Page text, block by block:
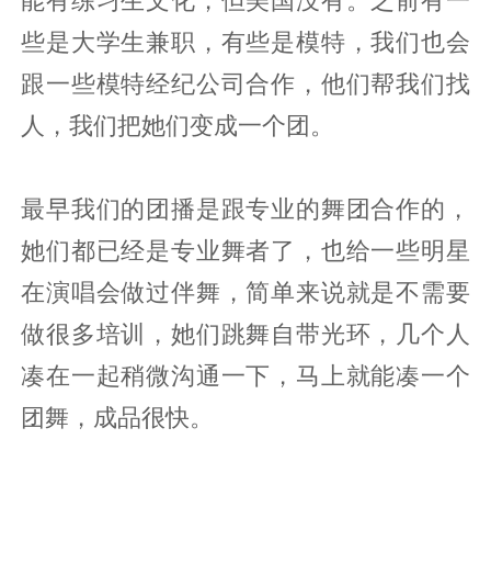
些是大学生兼职，有些是模特，我们也会
跟一些模特经纪公司合作，他们帮我们找
人，我们把她们变成一个团。
最早我们的团播是跟专业的舞团合作的，
她们都已经是专业舞者了，也给一些明星
在演唱会做过伴舞，简单来说就是不需要
做很多培训，她们跳舞自带光环，几个人
凑在一起稍微沟通一下，马上就能凑一个
团舞，成品很快。